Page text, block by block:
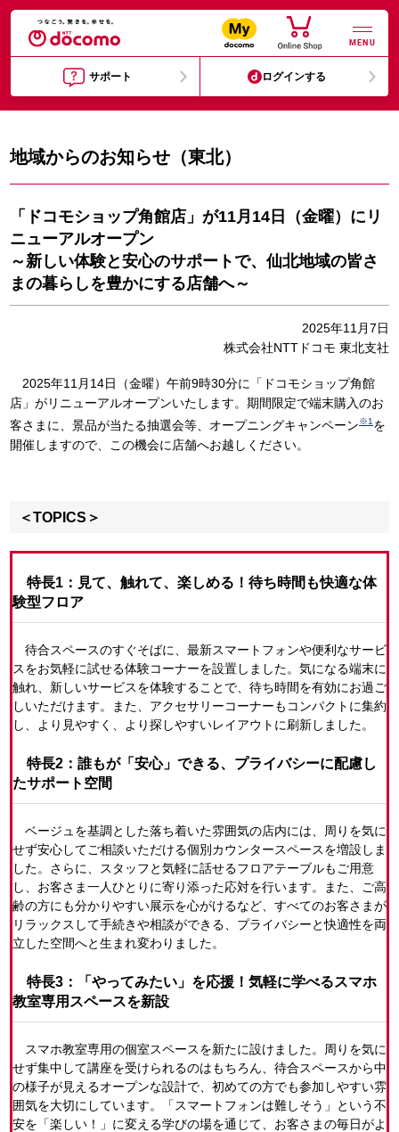
MENU
サポート ログインする
地域からのお知らせ（東北）
「ドコモショップ角館店」が11月14日（金曜）にリ
ニューアルオープン
～新しい体験と安心のサポートで、仙北地域の皆さ
まの暮らしを豊かにする店舗へ～
2025年11月7日
株式会社NTTドコモ 東北支社
2025年11月14日（金曜）午前9時30分に「ドコモショップ角館
店」がリニューアルオープンいたします。期間限定で端末購入のお
客さまに、景品が当たる抽選会等、オープニングキャンペーン※1 を
開催しますので、この機会に店舗へお越しください。
＜TOPICS＞
特長1：見て、触れて、楽しめる！待ち時間も快適な体
験型フロア
待合スペースのすぐそばに、最新スマートフォンや便利なサービ
スをお気軽に試せる体験コーナーを設置しました。気になる端末に
触れ、新しいサービスを体験することで、待ち時間を有効にお過ご
しいただけます。また、アクセサリーコーナーもコンパクトに集約
し、より見やすく、より探しやすいレイアウトに刷新しました。
特長2：誰もが「安心」できる、プライバシーに配慮し
たサポート空間
ベージュを基調とした落ち着いた雰囲気の店内には、周りを気に
せず安心してご相談いただける個別カウンタースペースを増設しま
した。さらに、スタッフと気軽に話せるフロアテーブルもご用意
し、お客さま一人ひとりに寄り添った応対を行います。また、ご高
齢の方にも分かりやすい展示を心がけるなど、すべてのお客さまが
リラックスして手続きや相談ができる、プライバシーと快適性を両
立した空間へと生まれ変わりました。
特長3：「やってみたい」を応援！気軽に学べるスマホ
教室専用スペースを新設
スマホ教室専用の個室スペースを新たに設けました。周りを気に
せず集中して講座を受けられるのはもちろん、待合スペースから中
の様子が見えるオープンな設計で、初めての方でも参加しやすい雰
囲気を大切にしています。「スマートフォンは難しそう」という不
安を「楽しい！」に変える学びの場を通じて、お客さまの毎日がよ